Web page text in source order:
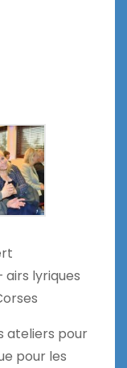
airs lyriques
ateliers pour
pour les